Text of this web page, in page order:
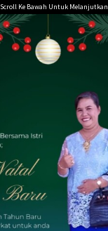
Scroll Ke Bawah Untuk Melanjutkan